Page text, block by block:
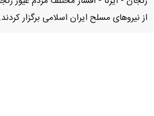
از نیروهای مسلح ایران اسلامی برگزار کردند.